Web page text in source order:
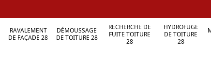
RAVALEMENT
DE FAÇADE 28
DÉMOUSSAGE
DE TOITURE 28
RECHERCHE DE
FUITE TOITURE
28
HYDROFUGE
DE TOITURE
28